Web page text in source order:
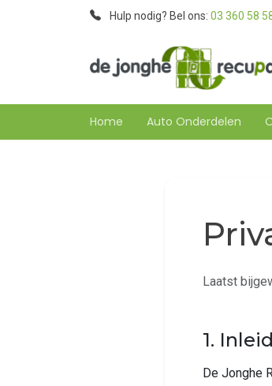
Hulp nodig? Bel ons: 03 360 58
Home Auto Onderdelen
Laatst
1.
De Jonghe